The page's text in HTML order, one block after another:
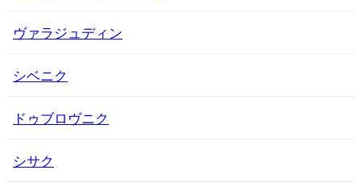
ヴァラジュディン
シベニク
ドゥブロヴニク
シサク